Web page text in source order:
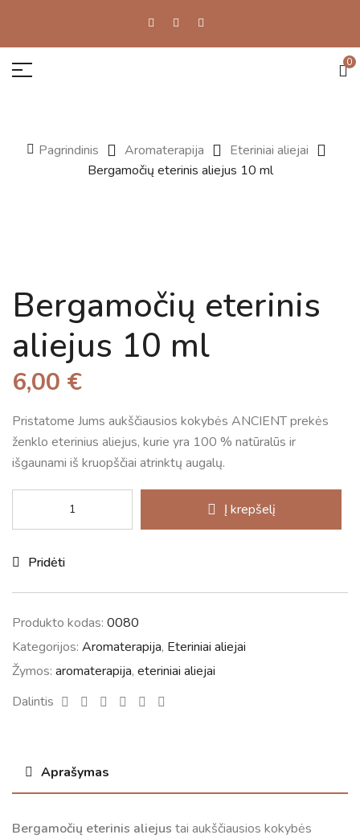
0
Pagrindinis Aromaterapija
Eteriniai aliejai
Bergamočių eterinis aliejus 10 ml
Bergamočių eterinis
aliejus 10 ml
6,00 €
Pristatome Jums aukščiausios kokybės ANCIENT prekės
ženklo eterinius aliejus, kurie yra 100 % natūralūs ir
išgaunami iš kruopščiai atrinktų augalų.
Į krepšelį
Pridėti
Produkto kodas: 0080
Kategorijos: Aromaterapija, Eteriniai aliejai
Žymos: aromaterapija, eteriniai aliejai
Dalintis
Facebook
TwitterLinkedinGoogle+Pinterest
Aprašymas
Bergamočių eterinis aliejus tai aukščiausios kokybės